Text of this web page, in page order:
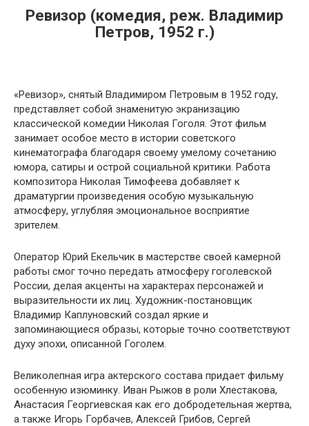
Ревизор (комедия, реж. Владимир
Петров, 1952 г.)
«Ревизор», снятый Владимиром Петровым в 1952 году,
представляет собой знаменитую экранизацию
классической комедии Николая Гоголя. Этот фильм
занимает особое место в истории советского
кинематографа благодаря своему умелому сочетанию
юмора, сатиры и острой социальной критики. Работа
композитора Николая Тимофеева добавляет к
драматургии произведения особую музыкальную
атмосферу, углубляя эмоциональное восприятие
зрителем.
Оператор Юрий Екельчик в мастерстве своей камерной
работы смог точно передать атмосферу гоголевской
России, делая акценты на характерах персонажей и
выразительности их лиц. Художник-постановщик
Владимир Каплуновский создал яркие и
запоминающиеся образы, которые точно соответствуют
духу эпохи, описанной Гоголем.
Великолепная игра актерского состава придает фильму
особенную изюминку. Иван Рыжов в роли Хлестакова,
Анастасия Георгиевская как его добродетельная жертва,
а также Игорь Горбачев, Алексей Грибов, Сергей